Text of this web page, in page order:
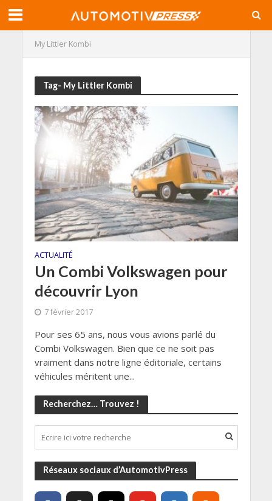
My Littler Kombi
Tag- My Littler Kombi
ACTUALITÉ
Un Combi Volkswagen pour
découvrir Lyon
7 février 2017
Pour ses 65 ans, nous vous avions parlé du
Combi Volkswagen. Bien que ce ne soit pas
vraiment dans notre ligne éditoriale, certains
véhicules méritent une...
Recherchez… Trouvez !
Réseaux sociaux d’AutomotivPress